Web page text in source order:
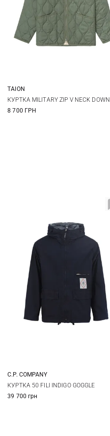
XS S M L
TAION
КУРТКА MILITARY ZIP V NECK DOWN
8 700 ГРН
M L XL
C.P. COMPANY
КУРТКА 50 FILI INDIGO GOGGLE
39 700 грн